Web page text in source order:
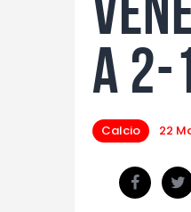
a 2-
Calcio 22